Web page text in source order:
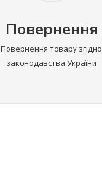
Повернення
Повернення товару згідно
законодавства України